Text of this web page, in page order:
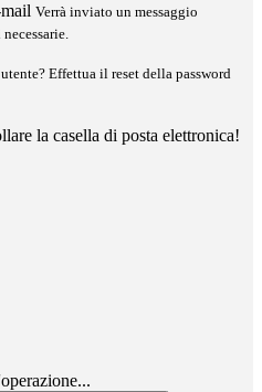
Verrà inviato un messaggio
Effettua il reset della password
la casella di posta elettronica!